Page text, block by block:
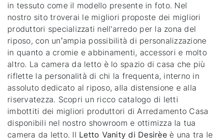
in tessuto come il modello presente in foto. Nel
nostro sito troverai le migliori proposte dei migliori
produttori specializzati nell'arredo per la zona del
riposo, con un’ampia possibilità di personalizzazione
in quanto a cromie e abbinamenti, accessori e molto
altro. La camera da letto è lo spazio di casa che più
riflette la personalità di chi la frequenta, interno in
assoluto dedicato al riposo, alla distensione e alla
riservatezza. Scopri un ricco catalogo di letti
imbottiti dei migliori produttori di Arredamento Casa
disponibili nel nostro showroom e ottimizza la tua
camera da letto. Il Letto Vanity di Desirèeè una tra le